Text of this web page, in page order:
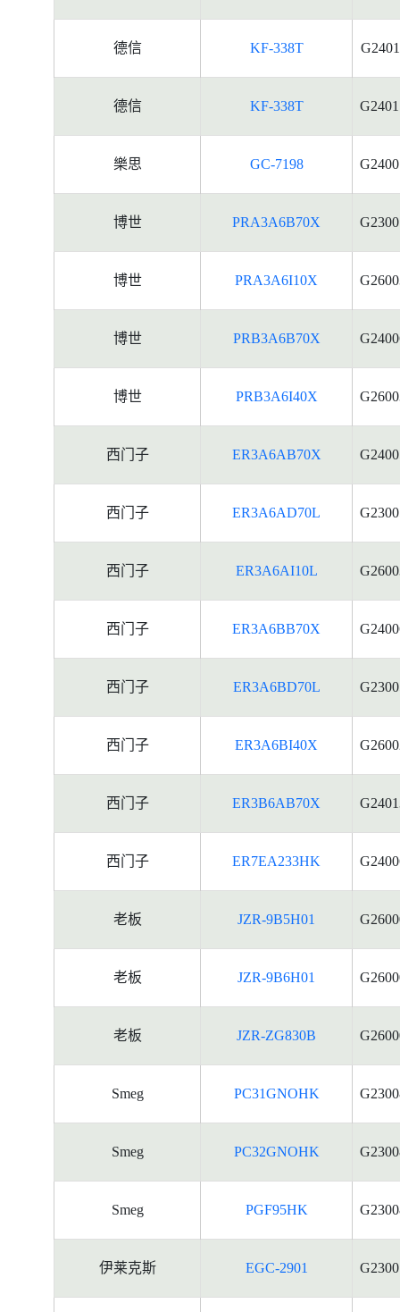
德信 KF-338T
德信 KF-338T
樂思 GC-7198
博世 PRA3A6B70X
博世 PRA3A6I10X
博世 PRB3A6B70X
博世 PRB3A6I40X
西门子 ER3A6AB70X
西门子 ER3A6AD70L
西门子 ER3A6AI10L
西门子 ER3A6BB70X
西门子 ER3A6BD70L
西门子 ER3A6BI40X
西门子 ER3B6AB70X
西门子 ER7EA233HK
老板 JZR-9B5H01
老板 JZR-9B6H01
老板 JZR-ZG830B
Smeg PC31GNOHK
Smeg PC32GNOHK
Smeg PGF95HK
伊莱克斯 EGC-2901